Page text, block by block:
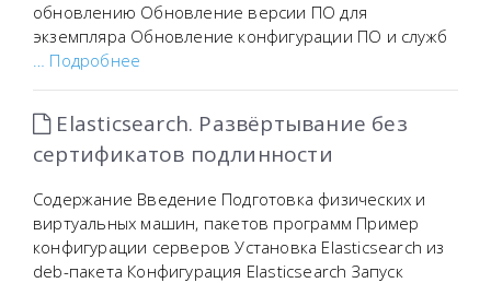
обновлению Обновление версии ПО для
экземпляра Обновление конфигурации ПО и служб
… Подробнее
Elasticsearch. Развёртывание без
сертификатов подлинности
Содержание Введение Подготовка физических и
виртуальных машин, пакетов программ Пример
конфигурации серверов Установка Elasticsearch из
deb-пакета Конфигурация Elasticsearch Запуск